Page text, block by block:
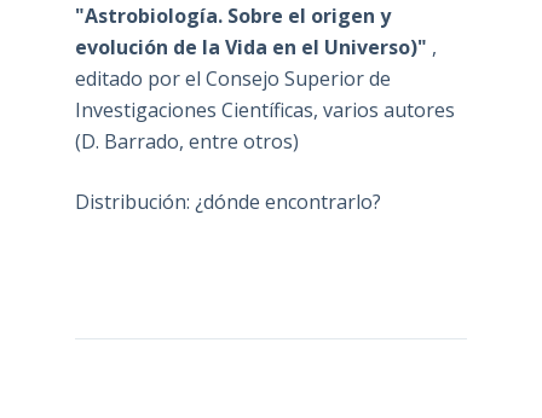
"Astrobiología. Sobre el origen y
evolución de la Vida en el Universo)" ,
editado por el Consejo Superior de
Investigaciones Científicas, varios autores
(D. Barrado, entre otros)
Distribución: ¿dónde encontrarlo?